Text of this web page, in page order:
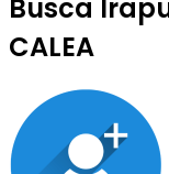
Busca
CALEA